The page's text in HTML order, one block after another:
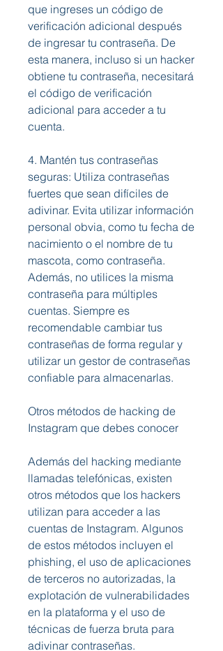
que ingreses un código de
verificación adicional después
de ingresar tu contraseña. De
esta manera, incluso si un hacker
obtiene tu contraseña, necesitará
el código de verificación
adicional para acceder a tu
cuenta.
4. Mantén tus contraseñas
seguras: Utiliza contraseñas
fuertes que sean difíciles de
adivinar. Evita utilizar información
personal obvia, como tu fecha de
nacimiento o el nombre de tu
mascota, como contraseña.
Además, no utilices la misma
contraseña para múltiples
cuentas. Siempre es
recomendable cambiar tus
contraseñas de forma regular y
utilizar un gestor de contraseñas
confiable para almacenarlas.
Otros métodos de hacking de
Instagram que debes conocer
Además del hacking mediante
llamadas telefónicas, existen
otros métodos que los hackers
utilizan para acceder a las
cuentas de Instagram. Algunos
de estos métodos incluyen el
phishing, el uso de aplicaciones
de terceros no autorizadas, la
explotación de vulnerabilidades
en la plataforma y el uso de
técnicas de fuerza bruta para
adivinar contraseñas.